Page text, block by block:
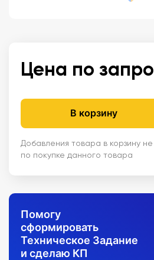
Цена по
В корзину
Добавления товара в корзину
по покупке данного товара
Помогу
сформировать
Техническое Задание
и сделаю КП